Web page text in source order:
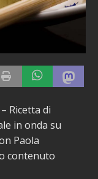
Ricetta di
in onda su
Paola
contenuto